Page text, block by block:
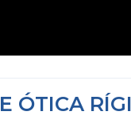
ÓTICA